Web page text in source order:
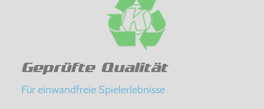
Geprüfte Qualität
Für einwandfreie Spielerlebnisse